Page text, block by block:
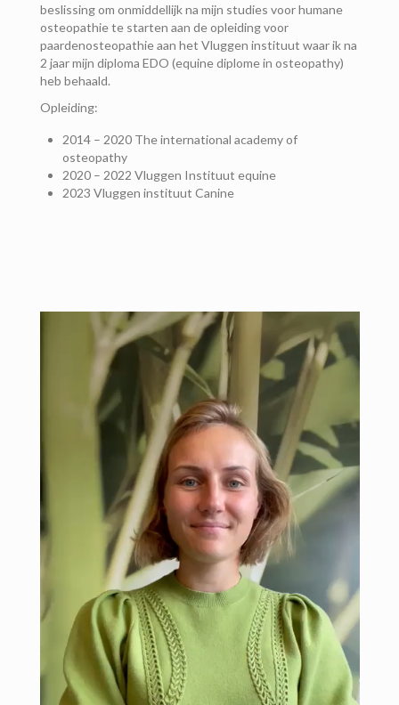
beslissing om onmiddellijk na mijn studies voor humane
osteopathie te starten aan de opleiding voor
paardenosteopathie aan het Vluggen instituut waar ik na
2 jaar mijn diploma EDO (equine diplome in osteopathy)
heb behaald.
Opleiding:
2014 – 2020 The international academy of
osteopathy
2020 – 2022 Vluggen Instituut equine
2023 Vluggen instituut Canine